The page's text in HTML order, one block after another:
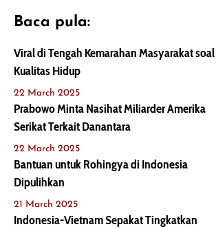
Baca pula:
Viral di Tengah Kemarahan Masyarakat soal
Kualitas Hidup
22 March 2025
Prabowo Minta Nasihat Miliarder Amerika
Serikat Terkait Danantara
22 March 2025
Bantuan untuk Rohingya di Indonesia
Dipulihkan
21 March 2025
Indonesia-Vietnam Sepakat Tingkatkan